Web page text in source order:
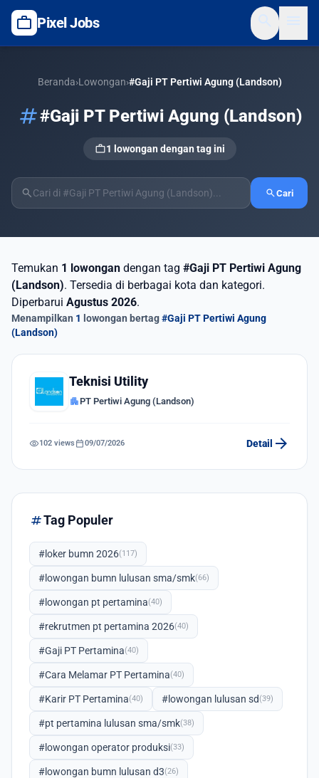
work Pixel Jobs
Beranda›Lowongan›#Gaji PT Pertiwi Agung (Landson)
tag#Gaji PT Pertiwi Agung (Landson)
work1 lowongan dengan tag ini
search searchCari
Temukan 1 lowongan dengan tag #Gaji PT Pertiwi Agung
(Landson). Tersedia di berbagai kota dan kategori.
Diperbarui Agustus 2026.
Menampilkan 1 lowongan bertag#Gaji PT Pertiwi Agung
(Landson)
Teknisi Utility
apartmentPT Pertiwi Agung (Landson)
visibility102 views calendar_today09/07/2026 Detail arrow_forward
tagTag Populer
#loker bumn 2026(117)
#lowongan bumn lulusan sma/smk(66)
#lowongan pt pertamina(40)
#rekrutmen pt pertamina 2026(40)
#Gaji PT Pertamina(40)
#Cara Melamar PT Pertamina(40)
#Karir PT Pertamina(40) #lowongan lulusan sd(39)
#pt pertamina lulusan sma/smk(38)
#lowongan operator produksi(33)
#lowongan bumn lulusan d3(26)